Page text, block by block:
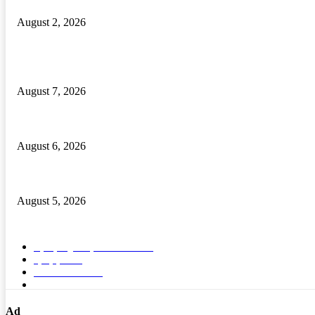
August 2, 2026
August 7, 2026
August 6, 2026
August 5, 2026
Ad